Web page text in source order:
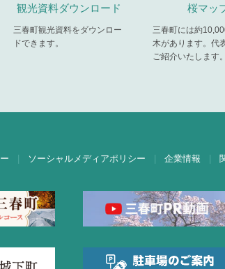
観光資料ダウンロード
三春町観光資料をダウンロー
ドできます。
桜マッ
三春町には約
木があります。代
ご紹介いたします
ソーシャルメディアポリシー 企業情報